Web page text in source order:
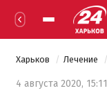
Харьков Лечение
4 августа 2020, 15:11